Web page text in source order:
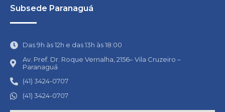
Subsede Paranaguá
Das 9h às 12h e das 13h às 18:00
Av. Pref. Dr. Roque Vernalha, 2156– Vila Cruzeiro –
Paranaguá
(41) 3424-0707
(41) 3424-0707